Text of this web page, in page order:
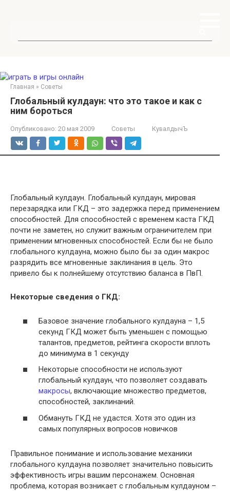
Главная » Советы
Глобальный кулдаун: что это такое и как с
ним бороться
Опубликовано: 20 мая 2009 Советы КувалдычЪ
Глобальный кулдаун. Глобальный кулдаун, мировая
перезарядка или ГКД – это задержка перед применением
способностей. Для способностей с временем каста ГКД
почти не заметен, но служит важным ограничителем при
применении мгновенных способностей. Если бы не было
глобального кулдауна, можно было бы за один макрос
разрядить все мгновенные заклинания в цель. Это
привело бы к полнейшему отсутствию баланса в ПвП.
Некоторые сведения о ГКД:
Базовое значение глобального кулдауна – 1,5
секунд ГКД может быть уменьшен с помощью
талантов, предметов, рейтинга скорости вплоть
до минимума в 1 секунду
Некоторые способности не используют
глобальный кулдаун, что позволяет создавать
макросы, включающие множество предметов,
способностей, заклинаний.
Обмануть ГКД не удастся. Хотя это один из
самых популярных вопросов новичков
Правильное понимание и использование механики
глобального кулдауна позволяет значительно повысить
эффективность игры вашим персонажем. Основная
проблема, которая возникает с глобальным кулдауном –